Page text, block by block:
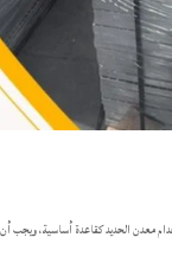
معدن الحديد كقاعدة أساسية،